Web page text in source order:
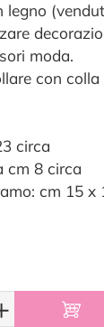
legno
moda.
con colla
circa
cm 8 circa
cm 15 x